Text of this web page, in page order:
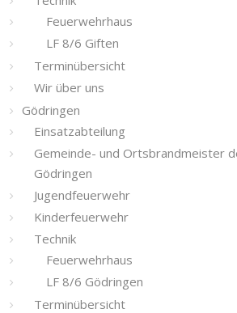
Feuerwehrhaus
LF 8/6 Giften
Terminübersicht
Wir über uns
Gödringen
Einsatzabteilung
Gemeinde- und Ortsbrandmeister
Gödringen
Jugendfeuerwehr
Kinderfeuerwehr
Technik
Feuerwehrhaus
LF 8/6 Gödringen
Terminübersicht